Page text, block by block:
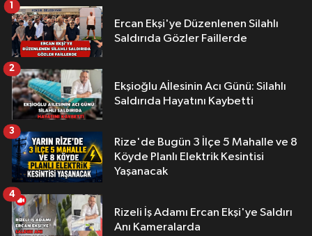
Ercan Ekşi'ye Düzenlenen Silahlı
Saldırıda Gözler Faillerde
1
Ekşioğlu Aİlesinin Acı Günü: Silahlı
Saldırıda Hayatını Kaybetti
2
Rize'de Bugün 3 İlçe 5 Mahalle ve 8
Köyde Planlı Elektrik Kesintisi
Yaşanacak
3
Rizeli İş Adamı Ercan Ekşi'ye Saldırı
Anı Kameralarda
4